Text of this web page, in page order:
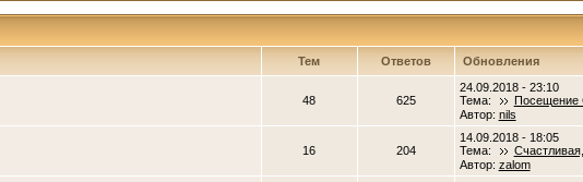
Тем Ответов Обновления
48 625
24.09.2018 - 23:10
Тема:
Посещение
Автор: nils
16 204
14.09.2018 - 18:05
Тема:
Автор: zalom